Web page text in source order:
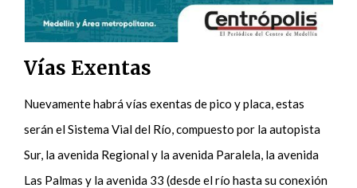
Vías Exentas
Nuevamente habrá vías exentas de pico y placa, estas
serán el Sistema Vial del Río, compuesto por la autopista
Sur, la avenida Regional y la avenida Paralela, la avenida
Las Palmas y la avenida 33 (desde el río hasta su conexión